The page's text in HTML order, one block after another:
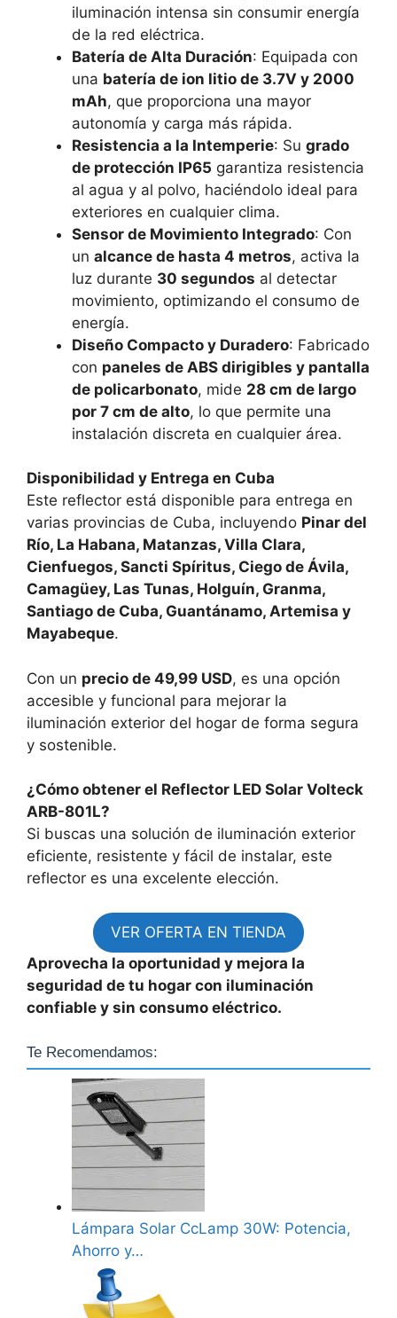
iluminación intensa sin consumir energía
de la red eléctrica.
Batería de Alta Duración: Equipada con
una batería de ion litio de 3.7V y 2000
mAh, que proporciona una mayor
autonomía y carga más rápida.
Resistencia a la Intemperie: Su grado
de protección IP65 garantiza resistencia
al agua y al polvo, haciéndolo ideal para
exteriores en cualquier clima.
Sensor de Movimiento Integrado: Con
un alcance de hasta 4 metros, activa la
luz durante 30 segundos al detectar
movimiento, optimizando el consumo de
energía.
Diseño Compacto y Duradero: Fabricado
con paneles de ABS dirigibles y pantalla
de policarbonato, mide 28 cm de largo
por 7 cm de alto, lo que permite una
instalación discreta en cualquier área.
Disponibilidad y Entrega en Cuba
Este reflector está disponible para entrega en
varias provincias de Cuba, incluyendo Pinar del
Río, La Habana, Matanzas, Villa Clara,
Cienfuegos, Sancti Spíritus, Ciego de Ávila,
Camagüey, Las Tunas, Holguín, Granma,
Santiago de Cuba, Guantánamo, Artemisa y
Mayabeque.
Con un precio de 49,99 USD, es una opción
accesible y funcional para mejorar la
iluminación exterior del hogar de forma segura
y sostenible.
¿Cómo obtener el Reflector LED Solar Volteck
ARB-801L?
Si buscas una solución de iluminación exterior
eficiente, resistente y fácil de instalar, este
reflector es una excelente elección.
VER OFERTA EN TIENDA
Aprovecha la oportunidad y mejora la
seguridad de tu hogar con iluminación
confiable y sin consumo eléctrico.
Te Recomendamos:
Lámpara Solar CcLamp 30W: Potencia,
Ahorro y…